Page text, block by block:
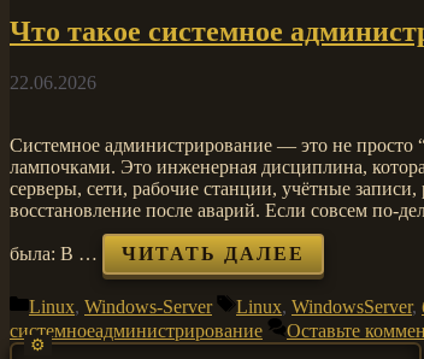
Что такое системное
22.06.2026
Системное администрирование — это не
лампочками. Это инженерная дисциплина,
серверы, сети, рабочие станции, учётные
восстановление после аварий. Если совсем по-
была: В … ЧИТАТЬ ДАЛЕЕ
Рубрики
Linux, Windows-Server Метки
Linux, WindowsServer,
системноеадминистрирование
Оставьте